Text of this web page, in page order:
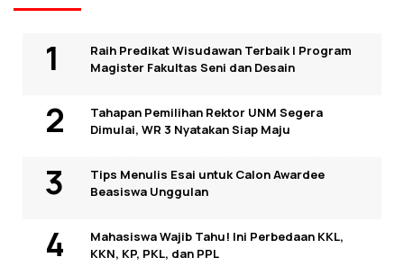
Raih Predikat Wisudawan Terbaik I Program
Magister Fakultas Seni dan Desain
Tahapan Pemilihan Rektor UNM Segera
Dimulai, WR 3 Nyatakan Siap Maju
Tips Menulis Esai untuk Calon Awardee
Beasiswa Unggulan
Mahasiswa Wajib Tahu! Ini Perbedaan KKL,
KKN, KP, PKL, dan PPL